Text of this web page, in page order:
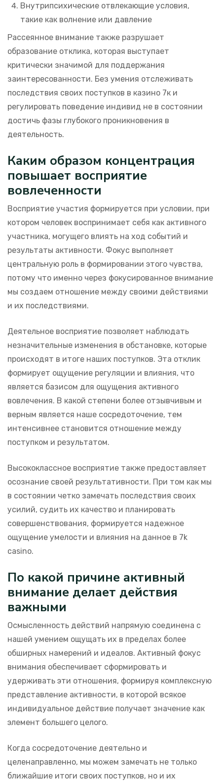
Внутрипсихические отвлекающие условия,
такие как волнение или давление
Рассеянное внимание также разрушает
образование отклика, которая выступает
критически значимой для поддержания
заинтересованности. Без умения отслеживать
последствия своих поступков в казино 7к и
регулировать поведение индивид не в состоянии
достичь фазы глубокого проникновения в
деятельность.
Каким образом концентрация
повышает восприятие
вовлеченности
Восприятие участия формируется при условии, при
котором человек воспринимает себя как активного
участника, могущего влиять на ход событий и
результаты активности. Фокус выполняет
центральную роль в формировании этого чувства,
потому что именно через фокусированное внимание
мы создаем отношение между своими действиями
и их последствиями.
Деятельное восприятие позволяет наблюдать
незначительные изменения в обстановке, которые
происходят в итоге наших поступков. Эта отклик
формирует ощущение регуляции и влияния, что
является базисом для ощущения активного
вовлечения. В какой степени более отзывчивым и
верным является наше сосредоточение, тем
интенсивнее становится отношение между
поступком и результатом.
Высококлассное восприятие также предоставляет
осознание своей результативности. При том как мы
в состоянии четко замечать последствия своих
усилий, судить их качество и планировать
совершенствования, формируется надежное
ощущение умелости и влияния на данное в 7k
casino.
По какой причине активный
внимание делает действия
важными
Осмысленность действий напрямую соединена с
нашей умением ощущать их в пределах более
обширных намерений и идеалов. Активный фокус
внимания обеспечивает сформировать и
удерживать эти отношения, формируя комплексную
представление активности, в которой всякое
индивидуальное действие получает значение как
элемент большего целого.
Когда сосредоточение деятельно и
целенаправленно, мы можем замечать не только
ближайшие итоги своих поступков, но и их